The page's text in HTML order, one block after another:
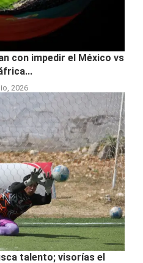
con impedir el México vs
2026
talento; visorías el